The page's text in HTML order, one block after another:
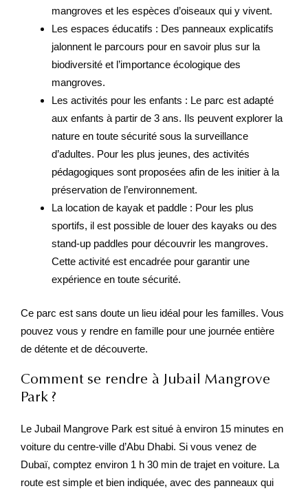
mangroves et les espèces d’oiseaux qui y vivent.
Les espaces éducatifs : Des panneaux explicatifs
jalonnent le parcours pour en savoir plus sur la
biodiversité et l’importance écologique des
mangroves.
Les activités pour les enfants : Le parc est adapté
aux enfants à partir de 3 ans. Ils peuvent explorer la
nature en toute sécurité sous la surveillance
d’adultes. Pour les plus jeunes, des activités
pédagogiques sont proposées afin de les initier à la
préservation de l’environnement.
La location de kayak et paddle : Pour les plus
sportifs, il est possible de louer des kayaks ou des
stand-up paddles pour découvrir les mangroves.
Cette activité est encadrée pour garantir une
expérience en toute sécurité.
Ce parc est sans doute un lieu idéal pour les familles. Vous
pouvez vous y rendre en famille pour une journée entière
de détente et de découverte.
Comment se rendre à Jubail Mangrove
Park ?
Le Jubail Mangrove Park est situé à environ 15 minutes en
voiture du centre-ville d’Abu Dhabi. Si vous venez de
Dubaï, comptez environ 1 h 30 min de trajet en voiture. La
route est simple et bien indiquée, avec des panneaux qui